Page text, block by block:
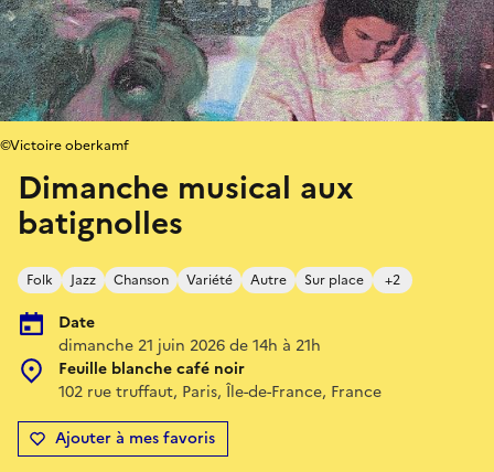
Dimanche musical aux
batignolles
Folk Jazz Chanson Variété Autre Sur place +2
Date
dimanche 21 juin 2026 de 14h à 21h
Feuille blanche café noir
102 rue truffaut, Paris, Île-de-France, France
Ajouter à mes favoris
©Victoire oberkamf